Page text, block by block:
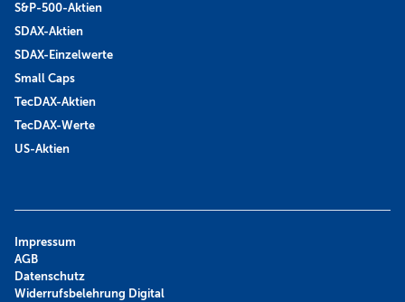
S&P-500-Aktien
SDAX-Aktien
SDAX-Einzelwerte
Small Caps
TecDAX-Aktien
TecDAX-Werte
US-Aktien
Impressum
AGB
Datenschutz
Widerrufsbelehrung Digital